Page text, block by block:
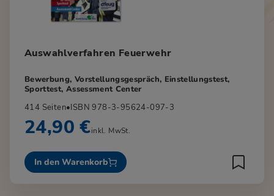
Auswahlverfahren Feuerwehr
Bewerbung, Vorstellungsgespräch, Einstellungstest,
Sporttest, Assessment Center
414 Seiten•ISBN 978-3-95624-097-3
24,90 €inkl. MwSt.
In den Warenkorb